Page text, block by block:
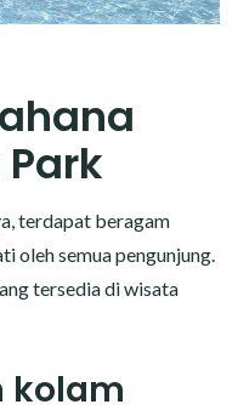
terdapat beragam
oleh semua pengunjung.
tersedia di wisata
kolam